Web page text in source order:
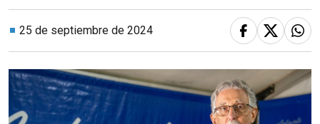
25 de septiembre de 2024